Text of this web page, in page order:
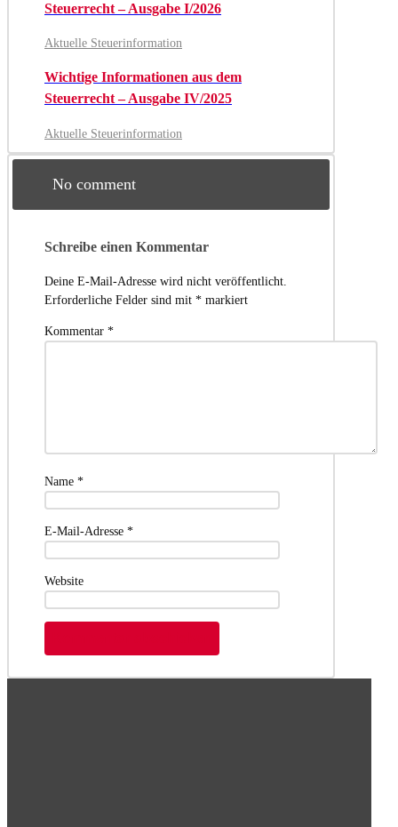
Steuerrecht – Ausgabe I/2026
Aktuelle Steuerinformation
Wichtige Informationen aus dem
Steuerrecht – Ausgabe IV/2025
Aktuelle Steuerinformation
No comment
Schreibe einen Kommentar
Deine E-Mail-Adresse wird nicht veröffentlicht.
Erforderliche Felder sind mit * markiert
Kommentar *
Name *
E-Mail-Adresse *
Website